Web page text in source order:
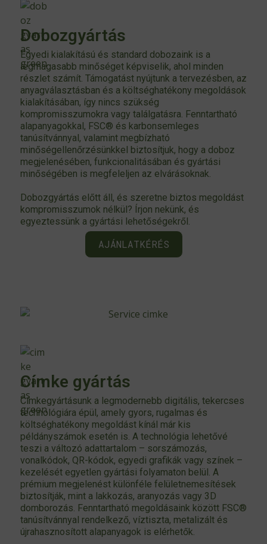
Dobozgyártás
Egyedi kialakítású és standard dobozaink is a
legmagasabb minőséget képviselik, ahol minden
részlet számít. Támogatást nyújtunk a tervezésben, az
anyagválasztásban és a költséghatékony megoldások
kialakításában, így nincs szükség
kompromisszumokra vagy találgatásra. Fenntartható
alapanyagokkal, FSC® és karbonsemleges
tanúsítvánnyal, valamint megbízható
minőségellenőrzésünkkel biztosítjuk, hogy a doboz
megjelenésében, funkcionalitásában és gyártási
minőségében is megfeleljen az elvárásoknak.
Dobozgyártás előtt áll, és szeretne biztos megoldást
kompromisszumok nélkül? Írjon nekünk, és
egyeztessünk a gyártási lehetőségekről.
AJÁNLATKÉRÉS
Címke gyártás
Címkegyártásunk a legmodernebb digitális, tekercses
technológiára épül, amely gyors, rugalmas és
költséghatékony megoldást kínál már kis
példányszámok esetén is. A technológia lehetővé
teszi a változó adattartalom – sorszámozás,
vonalkódok, QR-kódok, egyedi grafikák vagy színek –
kezelését egyetlen gyártási folyamaton belül. A
prémium megjelenést különféle felületnemesítések
biztosítják, mint a lakkozás, aranyozás vagy 3D
domborozás. Fenntartható megoldásaink között FSC®
tanúsítvánnyal rendelkező, víztiszta, metalizált és
újrahasznosított alapanyagok is elérhetők.